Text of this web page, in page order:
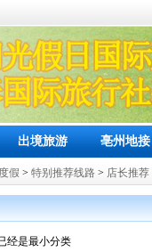
出境旅游 亳州地接
假 > 特别推荐线路 > 店长推荐
经是最小分类